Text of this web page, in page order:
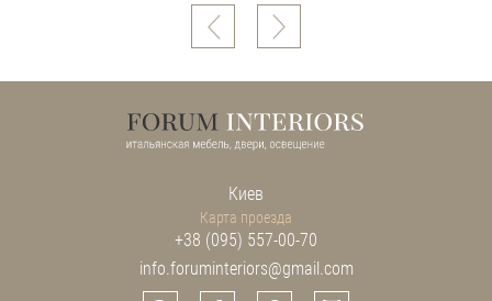
Киев
Карта проезда
+38 (095) 557-00-70
info.foruminteriors@gmail.com